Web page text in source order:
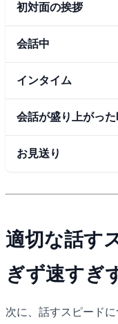
初対面の挨拶
会話中
インタイム
会話が盛り上がった
お見送り
適切な話す
ぎず速すぎ
次に、話すスピードに